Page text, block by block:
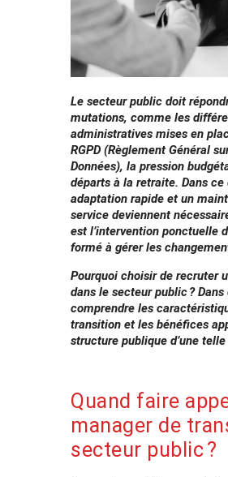
Le secteur public doit
mutations, comme les
administratives mises en
RGPD (Règlement Général
Données), la pression
départs à la retraite. Dans
adaptation rapide et un
service deviennent
est l’intervention ponctuelle
formé à gérer les
Pourquoi choisir de recruter
dans le secteur public ?
comprendre les
transition et les bénéfices
structure publique d’une
Quand faire
manager de
secteur public ?